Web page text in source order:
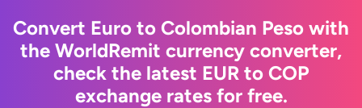
Convert Euro to Colombian Peso with
the WorldRemit currency converter,
check the latest EUR to COP
exchange rates for free.